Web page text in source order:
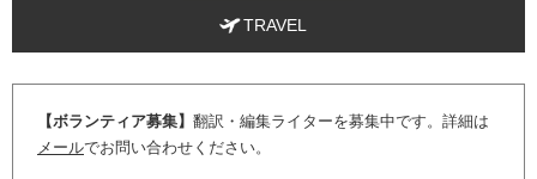
TRAVEL
【ボランティア募集】 翻訳・編集ライターを募集中です。詳細は
メールでお問い合わせください。